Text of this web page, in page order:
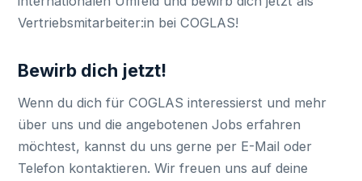
Vertriebsmitarbeiter:in bei COGLAS!
Bewirb dich jetzt!
Wenn du dich für COGLAS interessierst und mehr
über uns und die angebotenen Jobs erfahren
möchtest, kannst du uns gerne per E-Mail oder
Telefon kontaktieren. Wir freuen uns auf deine